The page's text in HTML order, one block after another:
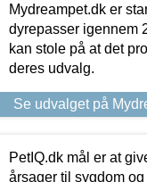
Mydreampet.dk er
dyrepasser igennem
kan stole på at det
deres udvalg.
Se udvalget på
PetIQ.dk mål er at
årsager til sygdom